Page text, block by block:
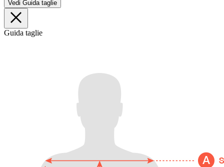
Vedi Guida taglie
Guida taglie